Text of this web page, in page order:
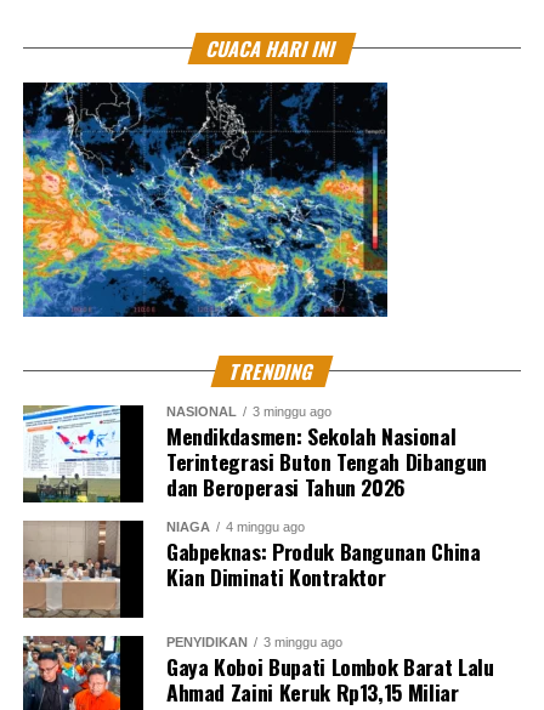
CUACA HARI INI
TRENDING
NASIONAL 3 minggu ago
Mendikdasmen: Sekolah Nasional
Terintegrasi Buton Tengah Dibangun
dan Beroperasi Tahun 2026
NIAGA 4 minggu ago
Gabpeknas: Produk Bangunan China
Kian Diminati Kontraktor
PENYIDIKAN 3 minggu ago
Gaya Koboi Bupati Lombok Barat Lalu
Ahmad Zaini Keruk Rp13,15 Miliar